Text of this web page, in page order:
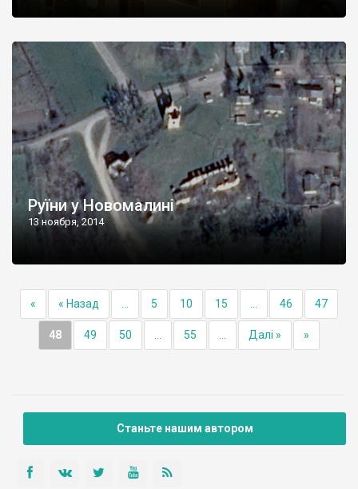
Руїни у Новомалині
13 ноября, 2014
« « Назад 5 10 15 46 47
48 49 50 55 Далі » »
Станьте нашим автором